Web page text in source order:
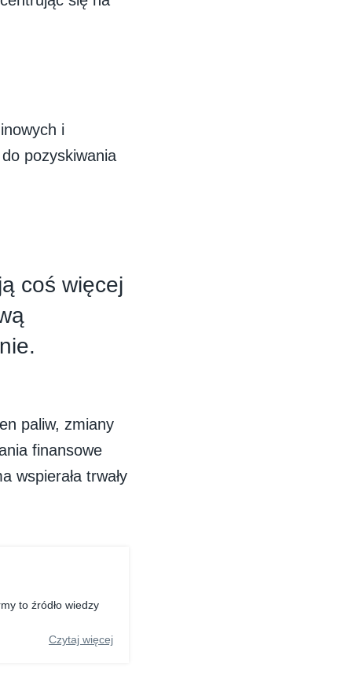
i
pozyskiwania
coś więcej
paliw, zmiany
finansowe
wspierała trwały
to źródło wiedzy
Czytaj więcej